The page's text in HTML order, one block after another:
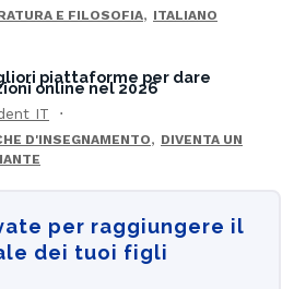
E FILOSOFIA, ITALIANO
piattaforme per dare
online nel 2026
IT
D'INSEGNAMENTO, DIVENTA UN
per raggiungere il
dei tuoi figli